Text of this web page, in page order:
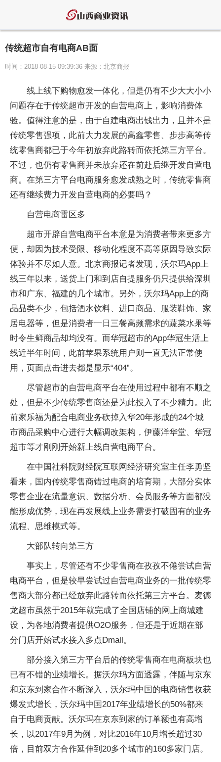
传统超市自有电商AB面
时间：2018-08-15 09:39:36 来源：北京商报
线上线下购物愈发一体化，但是仍有不少大大小小
问题存在于传统超市开发的自营电商上，影响消费体
验。值得注意的是，由于自建电商出钱出力，且并不是
传统零售强项，此前大力发展的高鑫零售、步步高等传
统零售商都已于今年初放弃此路转而依托第三方平台。
不过，也仍有零售商并未放弃还在前赴后继开发自营电
商。在第三方平台电商服务愈发成熟之时，传统零售商
还有继续费力开发自营电商的必要吗？
自营电商雷区多
超市开辟自营电商平台本意是为消费者带来更多方
便，却因为技术受限、移动化程度不高等原因导致实际
体验并不尽如人意。北京商报记者发现，沃尔玛App上
线三年以来，送货上门和到店自提服务仍只提供给深圳
市和广东、福建的几个城市。另外，沃尔玛App上的商
品品类不少，包括酒水饮料、进口商品、服装鞋饰、家
居电器等，但是消费者一日三餐高频需求的蔬菜水果等
时令生鲜商品却均没有。而华冠超市的App华冠生活上
线近半年时间，此前苹果系统用户则一直无法正常使
用，页面点击进去都是显示“404”。
尽管超市的自营电商平台在使用过程中都有不顺之
处，但是不少传统零售商还是为此投入了不少精力。此
前家乐福为配合电商业务砍掉入华20年形成的24个城
市商品采购中心进行大幅调改架构，伊藤洋华堂、华冠
超市等才刚刚开始新上线自营电商平台。
在中国社科院财经院互联网经济研究室主任李勇坚
看来，国内传统零售商错过电商的培育期，大部分实体
零售企业在流量意识、数据分析、会员服务等方面都没
能形成优势，现在再发展线上业务需要打破固有的业务
流程、思维模式等。
大部队转向第三方
事实上，尽管还有不少零售商在孜孜不倦尝试自营
电商平台，但是较早尝试过自营电商业务的一批传统零
售商大部分都已经放弃此路转而依托第三方平台。麦德
龙超市虽然于2015年就完成了全国店铺的网上商城建
设，为各地消费者提供O2O服务，但还是于近期在部
分门店开始试水接入多点Dmall。
部分接入第三方平台后的传统零售商在电商板块也
已有不错的业绩增长。据沃尔玛方面透露，伴随与京东
和京东到家合作不断深入，沃尔玛中国的电商销售收获
爆发式增长，沃尔玛中国2017年业绩增长的50%都来
自于电商贡献。沃尔玛在京东到家的订单额也有高增
长，以2017年9月为例，对比2016年10月增长超过30
倍，目前双方合作延伸到20多个城市的160多家门店。